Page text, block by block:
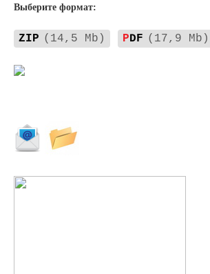
Выберите формат:
ZIP (14,5 Mb) PDF (17,9 Mb)